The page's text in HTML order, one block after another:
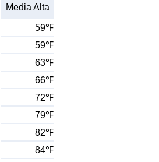
Media Alta
59℉
59℉
63℉
66℉
72℉
79℉
82℉
84℉